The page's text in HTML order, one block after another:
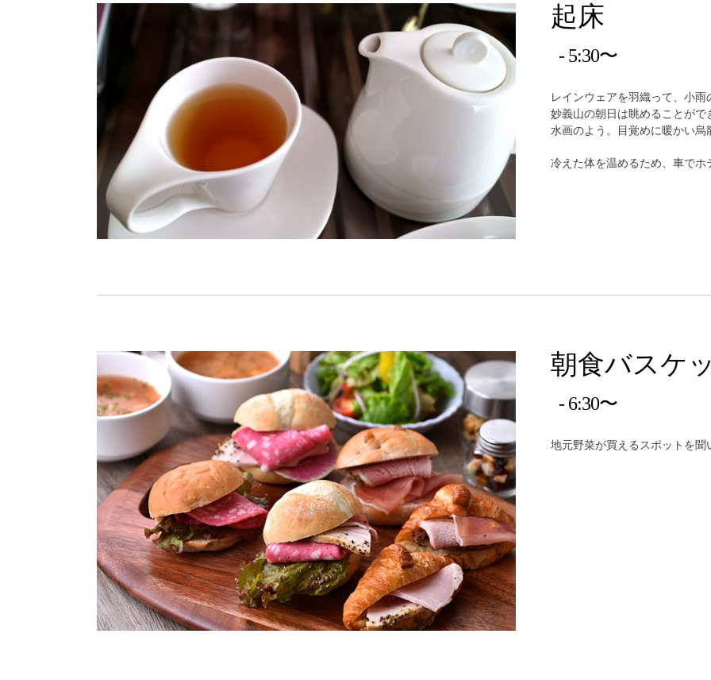
起床
5:30〜
レインウェアを羽織って、小雨
妙義山の朝日は眺めることが
水画のよう。目覚めに暖かい烏
冷えた体を温めるため、車でホ
朝食バスケ
6:30〜
地元野菜が買えるスポットを聞